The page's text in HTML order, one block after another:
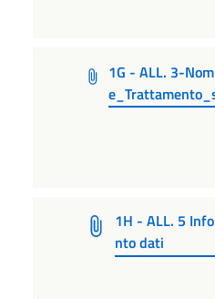
1G - ALL. 3-
1H - ALL. 5
nto dati